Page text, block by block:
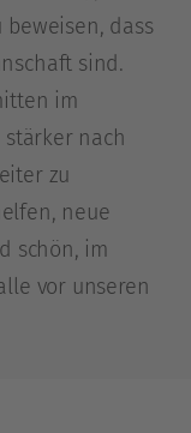
dass
sind.
im
nach
zu
neue
schön, im
vor unseren